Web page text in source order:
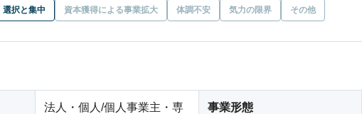
選択と集中 資本獲得による事業拡大 体調不安 気力の限界 その他
法人・個人/個人事業主・専
事業形態